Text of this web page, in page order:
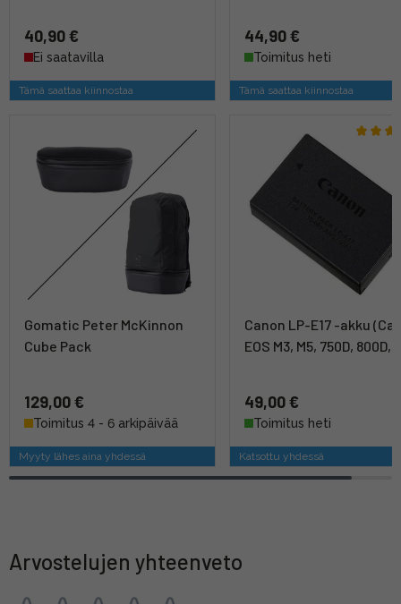
40,90 €
Ei saatavilla
Tämä saattaa kiinnostaa
44,90 €
Toimitus heti
Tämä saattaa kiinnostaa
Gomatic Peter McKinnon
Cube Pack
129,00 €
Toimitus 4 - 6 arkipäivää
Myyty lähes aina yhdessä
Canon LP-E17 -akku
EOS M3, M5, 750D, 800D,
49,00 €
Toimitus heti
Katsottu yhdessä
Arvostelujen yhteenveto